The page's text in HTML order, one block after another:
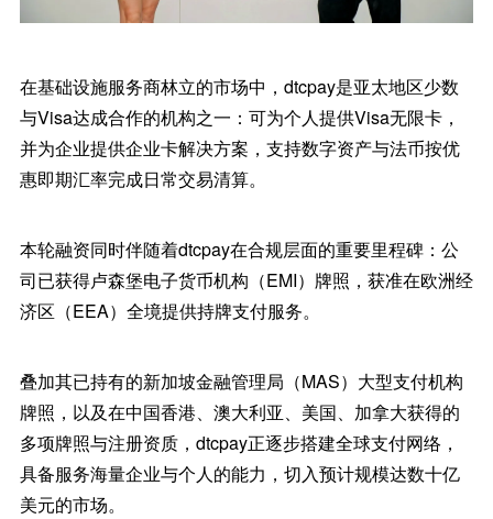
在基础设施服务商林立的市场中，dtcpay是亚太地区少数
与Visa达成合作的机构之一：可为个人提供Visa无限卡，
并为企业提供企业卡解决方案，支持数字资产与法币按优
惠即期汇率完成日常交易清算。
本轮融资同时伴随着dtcpay在合规层面的重要里程碑：公
司已获得卢森堡电子货币机构（EMI）牌照，获准在欧洲经
济区（EEA）全境提供持牌支付服务。
叠加其已持有的新加坡金融管理局（MAS）大型支付机构
牌照，以及在中国香港、澳大利亚、美国、加拿大获得的
多项牌照与注册资质，dtcpay正逐步搭建全球支付网络，
具备服务海量企业与个人的能力，切入预计规模达数十亿
美元的市场。